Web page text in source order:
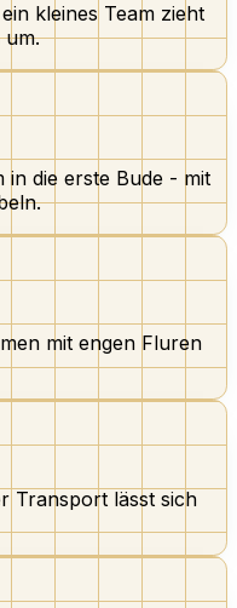
kleines Team zieht
um.
in die erste Bude - mit
mit engen Fluren
Transport lässt sich